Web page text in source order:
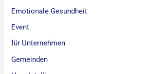
Emotionale Gesundheit
Event
für Unternehmen
Gemeinden